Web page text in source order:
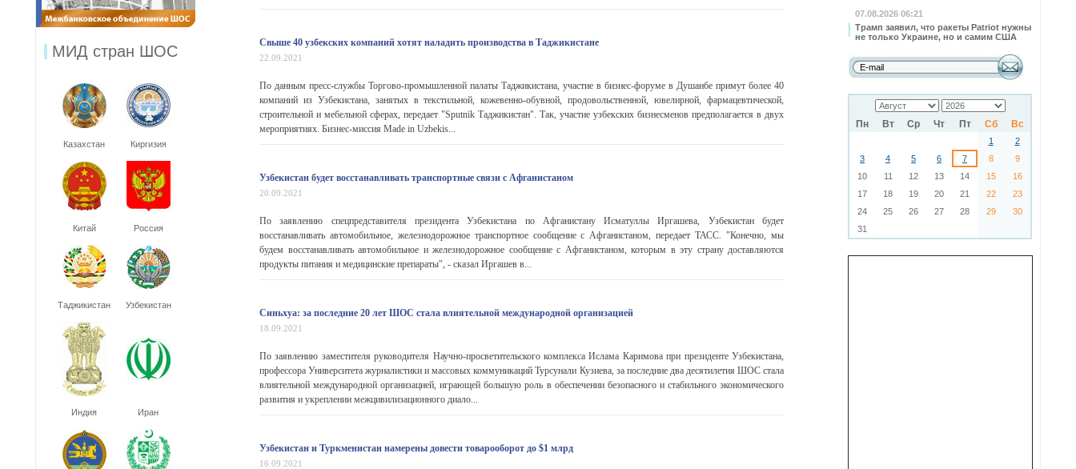
07.08.2026 06:21
Трамп заявил, что ракеты Patriot нужны
не только Украине, но и самим США
Пн Вт Ср Чт Пт Сб Вс
1
2
3
4 5 6 7 8
9
10
11 12 13 14 15
16
17
18 19 20 21 22
23
24
25 26 27 28 29
30
31
МИД стран ШОС
Казахстан Киргизия
Китай Россия
Таджикистан Узбекистан
Индия Иран
Свыше 40 узбекских компаний хотят наладить производства в Таджикистане
22.09.2021
По данным пресс-службы Торгово-промышленной палаты Таджикистана, участие в бизнес-форуме в Душанбе примут более 40
компаний из Узбекистана, занятых в текстильной, кожевенно-обувной, продовольственной, ювелирной, фармацевтической,
строительной и мебельной сферах, передает "Sputnik Таджикистан". Так, участие узбекских бизнесменов предполагается в двух
мероприятиях. Бизнес-миссия Made in Uzbekis...
Узбекистан будет восстанавливать транспортные связи с Афганистаном
20.09.2021
По заявлению спецпредставителя президента Узбекистана по Афганистану Исматуллы Иргашева, Узбекистан будет
восстанавливать автомобильное, железнодорожное транспортное сообщение с Афганистаном, передает ТАСС. "Конечно, мы
будем восстанавливать автомобильное и железнодорожное сообщение с Афганистаном, которым в эту страну доставляются
продукты питания и медицинские препараты", - сказал Иргашев в...
Синьхуа: за последние 20 лет ШОС стала влиятельной международной организацией
18.09.2021
По заявлению заместителя руководителя Научно-просветительского комплекса Ислама Каримова при президенте Узбекистана,
профессора Университета журналистики и массовых коммуникаций Турсунали Кузиева, за последние два десятилетия ШОС стала
влиятельной международной организацией, играющей большую роль в обеспечении безопасного и стабильного экономического
развития и укреплении межцивилизационного диало...
Узбекистан и Туркменистан намерены довести товарооборот до $1 млрд
16.09.2021